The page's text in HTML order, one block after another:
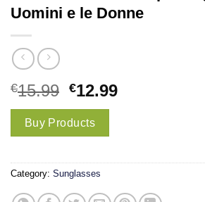
Uomini e le Donne
€15.99 €12.99
Buy Products
Category: Sunglasses